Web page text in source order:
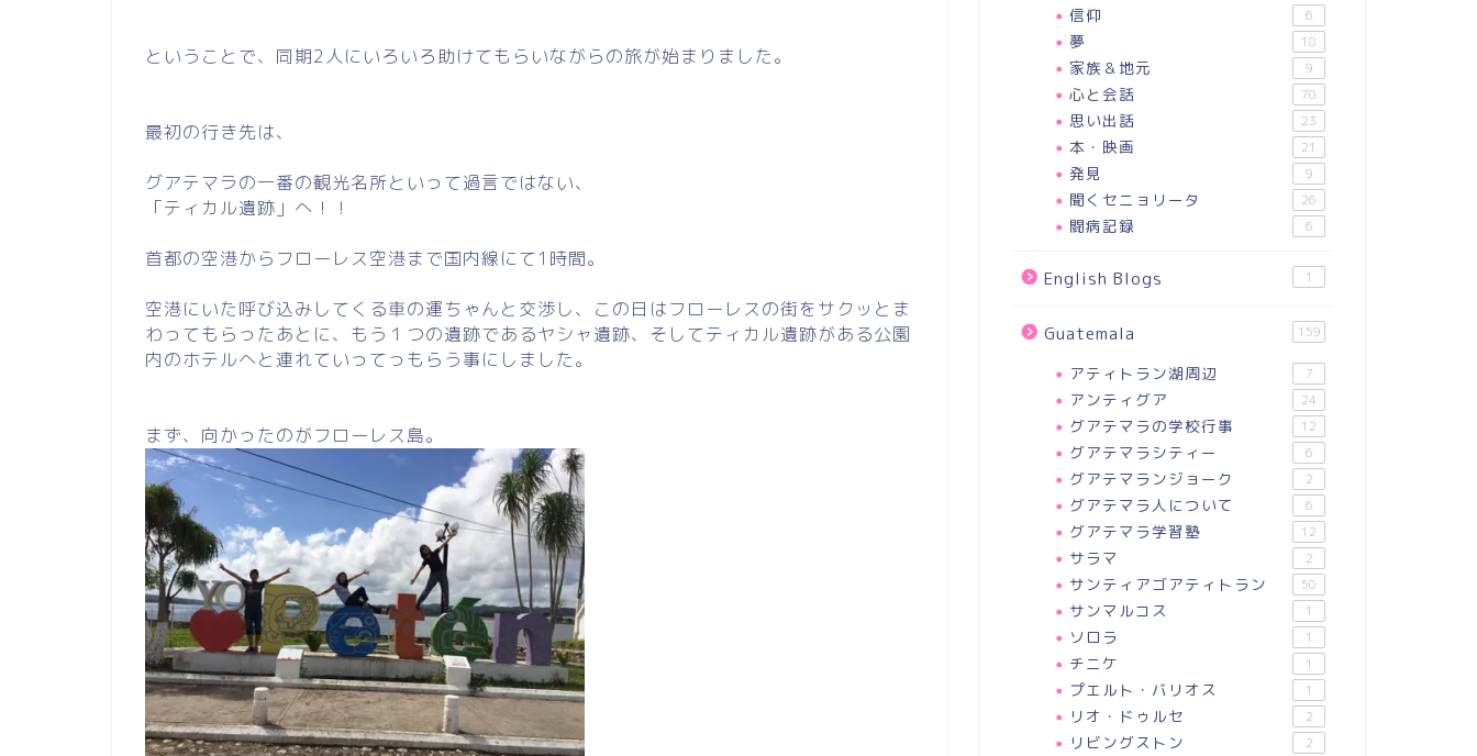
ということで、同期2人にいろいろ助けてもらいながらの旅が始まりました。
最初の行き先は、
グアテマラの一番の観光名所といって過言ではない、
「ティカル遺跡」へ！！
首都の空港からフローレス空港まで国内線にて1時間。
空港にいた呼び込みしてくる車の運ちゃんと交渉し、この日はフローレスの街をサクッとま
わってもらったあとに、もう１つの遺跡であるヤシャ遺跡、そしてティカル遺跡がある公園
内のホテルへと連れていってっもらう事にしました。
まず、向かったのがフローレス島。
信仰 6
夢 18
家族＆地元 9
心と会話 70
思い出話 23
本・映画 21
発見 9
聞くセニョリータ 26
闘病記録 6
English Blogs 1
Guatemala 159
アティトラン湖周辺 7
アンティグア 24
グアテマラの学校行事 12
グアテマラシティー 6
グアテマランジョーク 2
グアテマラ人について 6
グアテマラ学習塾 12
サラマ 2
サンティアゴアティトラン 50
サンマルコス 1
ソロラ 1
チニケ 1
プエルト・バリオス 1
リオ・ドゥルセ 2
リビングストン 2